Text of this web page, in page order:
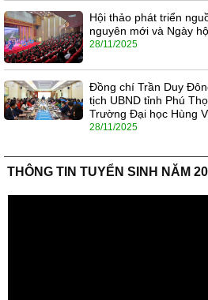
Hội thảo phát triển
nguyên mới và Ngày
28/11/2025
Đồng chí Trần Duy
tịch UBND tỉnh Phú
Trường Đại học Hùng
28/11/2025
THÔNG TIN TUYỂN SINH NĂM